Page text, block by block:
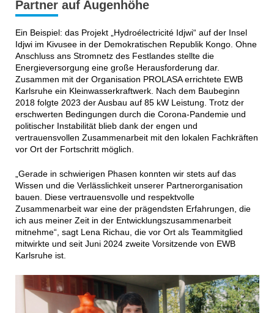
Partner auf Augenhöhe
Ein Beispiel: das Projekt „Hydroélectricité Idjwi“ auf der Insel
Idjwi im Kivusee in der Demokratischen Republik Kongo. Ohne
Anschluss ans Stromnetz des Festlandes stellte die
Energieversorgung eine große Herausforderung dar.
Zusammen mit der Organisation PROLASA errichtete EWB
Karlsruhe ein Kleinwasserkraftwerk. Nach dem Baubeginn
2018 folgte 2023 der Ausbau auf 85 kW Leistung. Trotz der
erschwerten Bedingungen durch die Corona-Pandemie und
politischer Instabilität blieb dank der engen und
vertrauensvollen Zusammenarbeit mit den lokalen Fachkräften
vor Ort der Fortschritt möglich.
„Gerade in schwierigen Phasen konnten wir stets auf das
Wissen und die Verlässlichkeit unserer Partnerorganisation
bauen. Diese vertrauensvolle und respektvolle
Zusammenarbeit war eine der prägendsten Erfahrungen, die
ich aus meiner Zeit in der Entwicklungszusammenarbeit
mitnehme“, sagt Lena Richau, die vor Ort als Teammitglied
mitwirkte und seit Juni 2024 zweite Vorsitzende von EWB
Karlsruhe ist.